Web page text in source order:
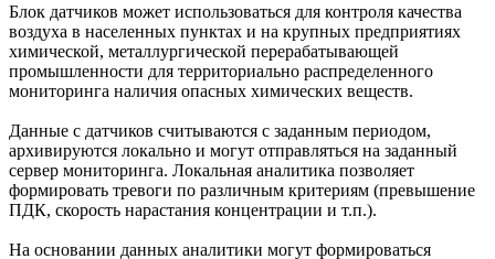
Блок датчиков может использоваться для контроля качества
воздуха в населенных пунктах и на крупных предприятиях
химической, металлургической перерабатывающей
промышленности для территориально распределенного
мониторинга наличия опасных химических веществ.
Данные с датчиков считываются с заданным периодом,
архивируются локально и могут отправляться на заданный
сервер мониторинга. Локальная аналитика позволяет
формировать тревоги по различным критериям (превышение
ПДК, скорость нарастания концентрации и т.п.).
На основании данных аналитики могут формироваться